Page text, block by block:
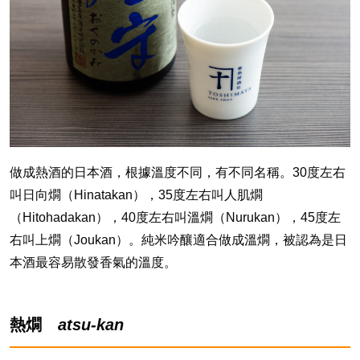
做成熱酒的日本酒，根據溫度不同，有不同名稱。30度左右
叫日向燗（Hinatakan），35度左右叫人肌燗
（Hitohadakan），40度左右叫溫燗（Nurukan），45度左
右叫上燗（Joukan）。純米吟釀適合做成溫燗，被認為是日
本酒最容易散發香氣的溫度。
熱燗 atsu-kan